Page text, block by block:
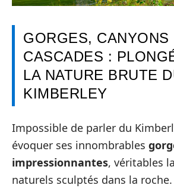
GORGES, CANYONS
CASCADES :
LA NATURE BRUTE
KIMBERLEY
Impossible de parler du
évoquer ses innombrables
impressionnantes, véritables
naturels sculptés dans la roche.